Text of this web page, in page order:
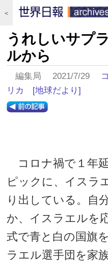
＜
うれしいサプ
ルから
編集局 2021/7/29
リカ
[地球だより]
コロナ禍で１年
ピックに、イスラ
り出している。自
か、イスラエルを
式で青と白の国旗
ラエル選手団を家